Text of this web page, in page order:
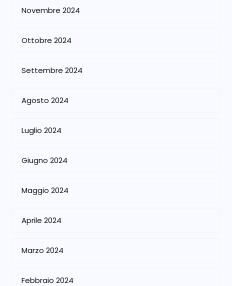
Novembre 2024
Ottobre 2024
Settembre 2024
Agosto 2024
Luglio 2024
Giugno 2024
Maggio 2024
Aprile 2024
Marzo 2024
Febbraio 2024